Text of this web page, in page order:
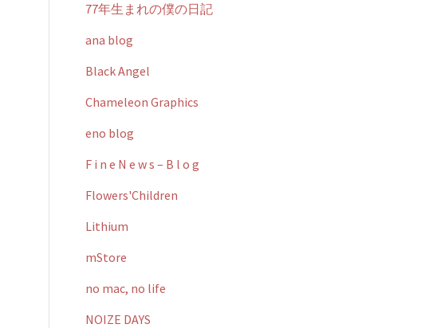
77年生まれの僕の日記
ana blog
Black Angel
Chameleon Graphics
eno blog
F i n e N e w s – B l o g
Flowers'Children
Lithium
mStore
no mac, no life
NOIZE DAYS